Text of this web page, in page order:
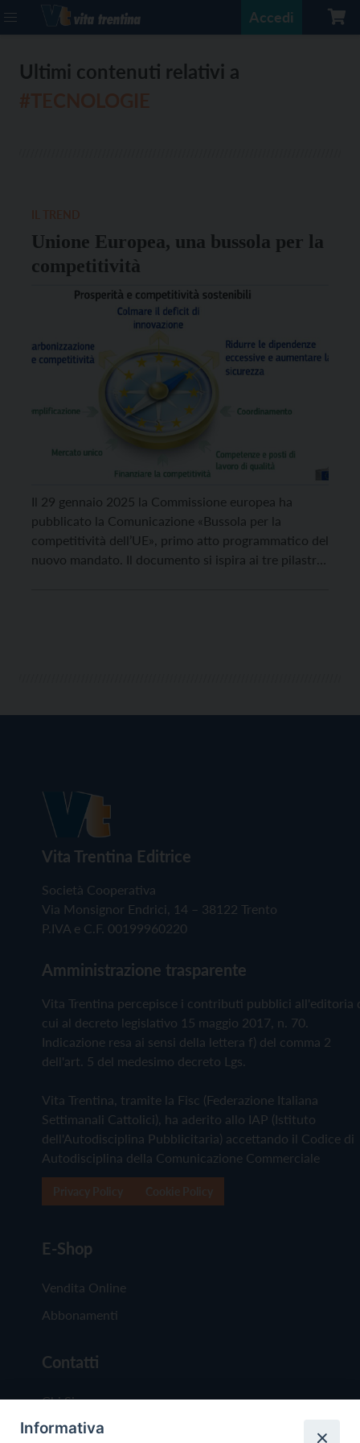
Accedi
Ultimi contenuti relativi a
Unione Europea, una bussola per la
competitività
Il 29 gennaio 2025 la Commissione europea ha
pubblicato la Comunicazione «Bussola per la
competitività dell’UE», primo atto programmatico del
nuovo mandato. Il documento si ispira ai tre pilastri
Vita Trentina Editrice
Società Cooperativa
Via Monsignor Endrici, 14 – 38122 Trento
P.IVA e C.F. 00199960220
Amministrazione trasparente
Vita Trentina percepisce i contributi pubblici all'editoria
cui al decreto legislativo 15 maggio 2017, n. 70.
Indicazione resa ai sensi della lettera f) del comma 2
dell'art. 5 del medesimo decreto Lgs.
Vita Trentina, tramite la Fisc (Federazione Italiana
Settimanali Cattolici), ha aderito allo IAP (Istituto
dell'Autodisciplina Pubblicitaria) accettando il Codice di
Autodisciplina della Comunicazione Commerciale
E-Shop
Vendita Online
Abbonamenti
Contatti
Chi Siamo
Redazione
Informativa